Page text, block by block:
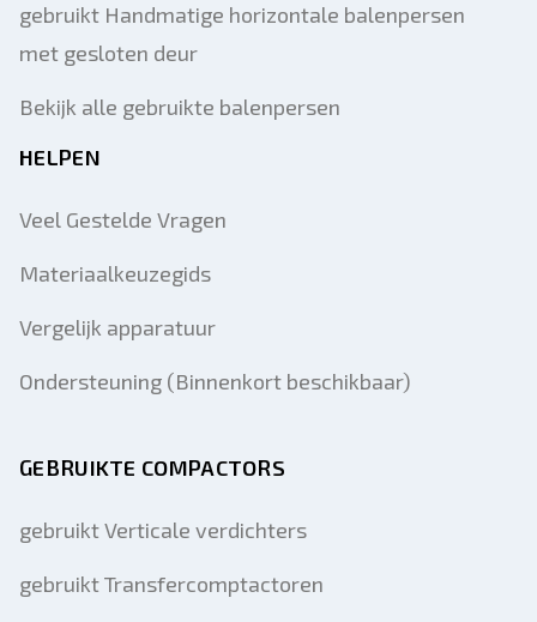
gebruikt Handmatige horizontale balenpersen
met gesloten deur
Bekijk alle gebruikte balenpersen
HELPEN
Veel Gestelde Vragen
Materiaalkeuzegids
Vergelijk apparatuur
Ondersteuning (Binnenkort beschikbaar)
GEBRUIKTE COMPACTORS
gebruikt Verticale verdichters
gebruikt Transfercomptactoren